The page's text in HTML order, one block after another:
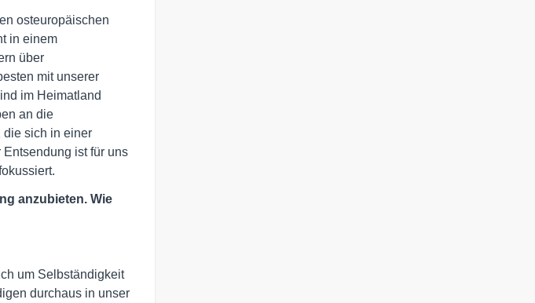
osteuropäischen
in einem
über
mit unserer
im Heimatland
an die
die sich in einer
ist für uns
anzubieten. Wie
um Selbständigkeit
durchaus in unser